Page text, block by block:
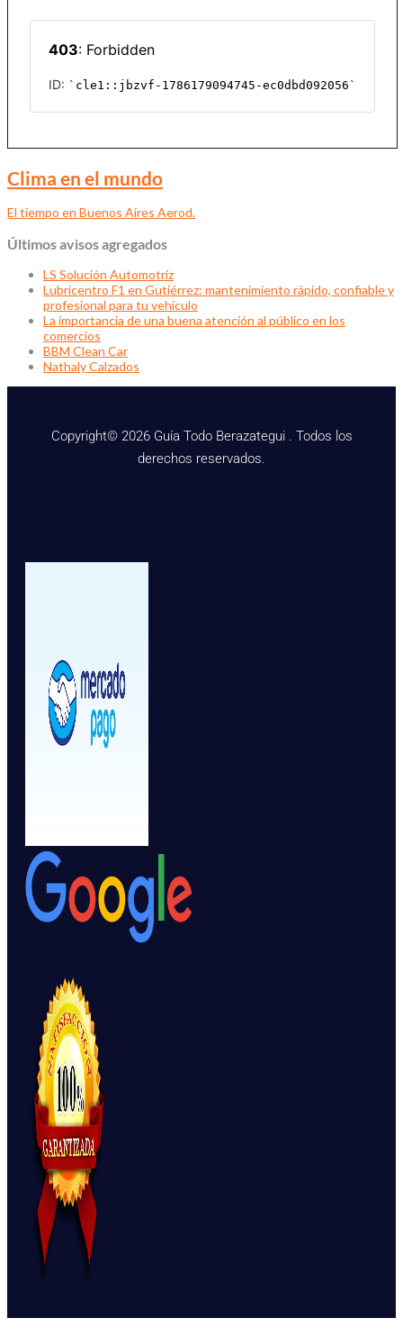
Clima en el mundo
El tiempo en Buenos Aires Aerod.
Últimos avisos agregados
LS Solución Automotriz
Lubricentro F1 en Gutiérrez: mantenimiento rápido, confiable y
profesional para tu vehículo
La importancia de una buena atención al público en los
comercios
BBM Clean Car
Nathaly Calzados
Copyright© 2026 Guía Todo Berazategui . Todos los
derechos reservados.